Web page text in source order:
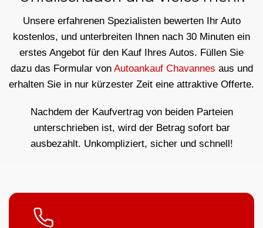
Unsere erfahrenen Spezialisten bewerten Ihr Auto
kostenlos, und unterbreiten Ihnen nach 30 Minuten ein
erstes Angebot für den Kauf Ihres Autos. Füllen Sie
dazu das Formular von Autoankauf Chavannes aus und
erhalten Sie in nur kürzester Zeit eine attraktive Offerte.
Nachdem der Kaufvertrag von beiden Parteien
unterschrieben ist, wird der Betrag sofort bar
ausbezahlt. Unkompliziert, sicher und schnell!